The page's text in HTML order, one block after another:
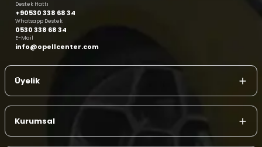
Destek Hattı
+90530 338 68 34
Whatsapp Destek
0530 338 68 34
E-Mail
info@opellcenter.com
Üyelik
Kurumsal